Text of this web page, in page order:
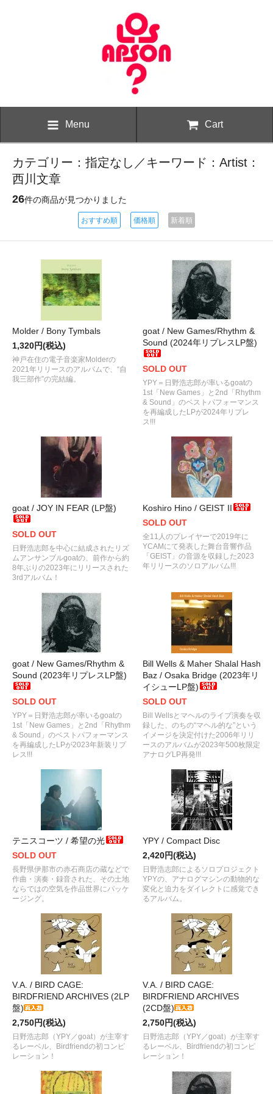
Menu Cart
カテゴリー：指定なし／キーワード：Artist：
西川文章
26件の商品が見つかりました
おすすめ順 価格順 新着順
Molder / Bony Tymbals
1,320円(税込)
神戸在住の電子音楽家Molderの
2021年リリースのアルバムで、“自
我三部作”の完結編。
goat / New Games/Rhythm &
Sound (2024年リプレスLP盤)
SOLD OUT
YPY＝日野浩志郎が率いるgoatの
1st「New Games」と2nd「Rhythm
& Sound」のベストパフォーマンス
を再編成したLPが2024年リプレ
ス!!!
goat / JOY IN FEAR (LP盤)
SOLD OUT
日野浩志郎を中心に結成されたリズ
ムアンサンブルgoatの、前作から約
8年ぶりの2023年にリリースされた
3rdアルバム！
Koshiro Hino / GEIST II
SOLD OUT
全11人のプレイヤーで2019年に
YCAMにて発表した舞台音響作品
「GEIST」の音源を収録した2023
年リリースのソロアルバム!!!
goat / New Games/Rhythm &
Sound (2023年リプレスLP盤)
SOLD OUT
YPY＝日野浩志郎が率いるgoatの
1st「New Games」と2nd「Rhythm
& Sound」のベストパフォーマンス
を再編成したLPが2023年新装リプ
レス!!!
Bill Wells & Maher Shalal Hash
Baz / Osaka Bridge (2023年リ
イシューLP盤)
SOLD OUT
Bill Wellsとマヘルのライブ演奏を収
録した、のちの“マヘル的な”という
イメージを決定付けた2006年リリ
ースのアルバムが2023年500枚限定
アナログLP再発!!!
テニスコーツ / 希望の光
SOLD OUT
長野県伊那市の赤石商店の蔵などで
作曲・演奏・録音された、その土地
ならではの空気を作品世界にパッケ
ージング。
YPY / Compact Disc
2,420円(税込)
日野浩志郎によるソロプロジェクト
YPYの、アナログマシンの動物的な
変化と迫力をダイレクトに感覚でき
るアルバム。
V.A. / BIRD CAGE:
BIRDFRIEND ARCHIVES (2LP
盤)
2,750円(税込)
日野浩志郎（YPY／goat）が主宰す
るレーベル、Birdfriendの初コンピ
レーション！
V.A. / BIRD CAGE:
BIRDFRIEND ARCHIVES
(2CD盤)
2,750円(税込)
日野浩志郎（YPY／goat）が主宰す
るレーベル、Birdfriendの初コンピ
レーション！